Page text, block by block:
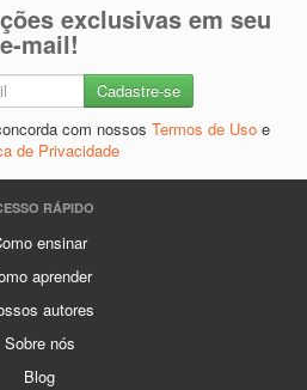
exclusivas em seu
e-mail!
com nossos Termos de Uso e
de Privacidade
RÁPIDO
ensinar
aprender
autores
Sobre nós
Blog